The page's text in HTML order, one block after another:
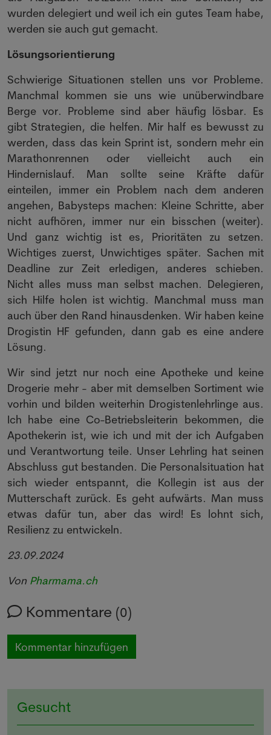
wurden delegiert und weil ich ein gutes Team habe,
werden sie auch gut gemacht.
Lösungsorientierung
Schwierige Situationen stellen uns vor Probleme.
Manchmal kommen sie uns wie unüberwindbare
Berge vor. Probleme sind aber häufig lösbar. Es
gibt Strategien, die helfen. Mir half es bewusst zu
werden, dass das kein Sprint ist, sondern mehr ein
Marathonrennen oder vielleicht auch ein
Hindernislauf. Man sollte seine Kräfte dafür
einteilen, immer ein Problem nach dem anderen
angehen, Babysteps machen: Kleine Schritte, aber
nicht aufhören, immer nur ein bisschen (weiter).
Und ganz wichtig ist es, Prioritäten zu setzen.
Wichtiges zuerst, Unwichtiges später. Sachen mit
Deadline zur Zeit erledigen, anderes schieben.
Nicht alles muss man selbst machen. Delegieren,
sich Hilfe holen ist wichtig. Manchmal muss man
auch über den Rand hinausdenken. Wir haben keine
Drogistin HF gefunden, dann gab es eine andere
Lösung.
Wir sind jetzt nur noch eine Apotheke und keine
Drogerie mehr - aber mit demselben Sortiment wie
vorhin und bilden weiterhin Drogistenlehrlinge aus.
Ich habe eine Co-Betriebsleiterin bekommen, die
Apothekerin ist, wie ich und mit der ich Aufgaben
und Verantwortung teile. Unser Lehrling hat seinen
Abschluss gut bestanden. Die Personalsituation hat
sich wieder entspannt, die Kollegin ist aus der
Mutterschaft zurück. Es geht aufwärts. Man muss
etwas dafür tun, aber das wird! Es lohnt sich,
Resilienz zu entwickeln.
23.09.2024
Von Pharmama.ch
Kommentare (0)
Kommentar hinzufügen
Gesucht